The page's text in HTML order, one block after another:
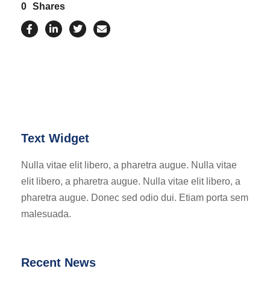
0 Shares
Text Widget
Nulla vitae elit libero, a pharetra augue. Nulla vitae
elit libero, a pharetra augue. Nulla vitae elit libero, a
pharetra augue. Donec sed odio dui. Etiam porta sem
malesuada.
Recent News